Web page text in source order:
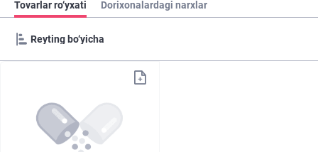
Tovarlar ro‘yxati Dorixonalardagi narxlar